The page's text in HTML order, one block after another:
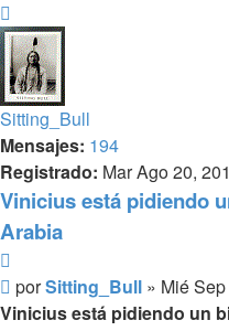
Sitting_Bull
Mensajes: 194
Registrado: Mar Ago 20,
Vinicius está pidiendo
Arabia
Mensaje
porSitting_Bull » Mié
Vinicius está pidiendo un